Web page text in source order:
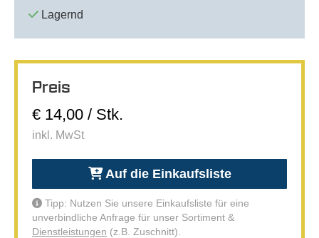
Lagernd
Preis
€ 14,00 / Stk.
inkl. MwSt
Auf die Einkaufsliste
Tipp: Nutzen Sie unsere Einkaufsliste für eine
unverbindliche Anfrage für unser Sortiment &
Dienstleistungen (z.B. Zuschnitt).